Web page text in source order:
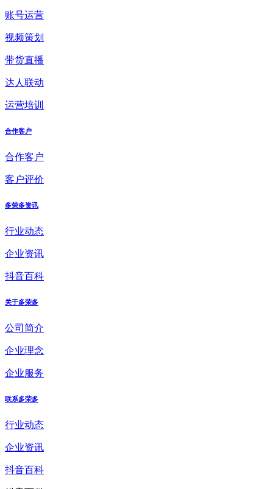
账号运营
视频策划
带货直播
达人联动
运营培训
合作客户
合作客户
客户评价
多荣多资讯
行业动态
企业资讯
抖音百科
关于多荣多
公司简介
企业理念
企业服务
联系多荣多
行业动态
企业资讯
抖音百科